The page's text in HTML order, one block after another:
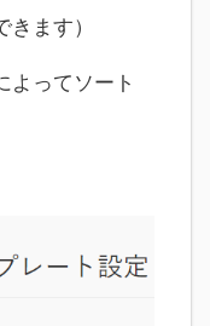
ます）
よってソート